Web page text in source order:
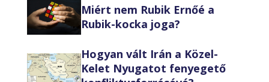
Miért nem Rubik Ernőé a
Rubik-kocka joga?
Hogyan vált Irán a Közel-
Kelet Nyugatot fenyegető